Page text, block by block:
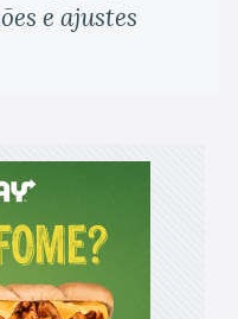
e ajustes